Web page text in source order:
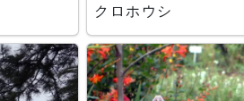
クロホウシ